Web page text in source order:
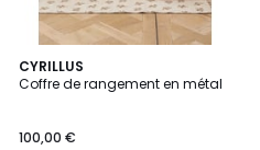
CYRILLUS
Coffre de rangement en métal
100,00 €
1
/
4
Couleurs